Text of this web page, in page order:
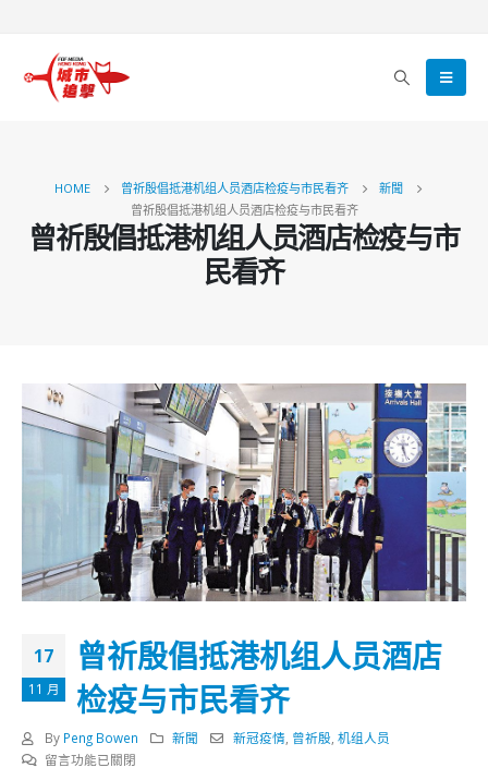
HOME 曾祈殷倡抵港机组人员酒店检疫与市民看齐
新聞
曾祈殷倡抵港机组人员酒店检疫与市民看齐
曾祈殷倡抵港机组人员酒店检疫与市
民看齐
17
11 月
曾祈殷倡抵港机组人员酒店
检疫与市民看齐
By Peng Bowen 新聞 新冠疫情 曾祈殷 ,机组人员
在
留言功能已關閉